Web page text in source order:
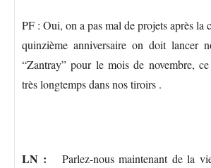
PF : Oui, on a pas mal de projets après la
quinzième anniversaire on doit lancer
“Zantray” pour le mois de novembre,
très longtemps dans nos tiroirs .
LN : Parlez-nous maintenant de la